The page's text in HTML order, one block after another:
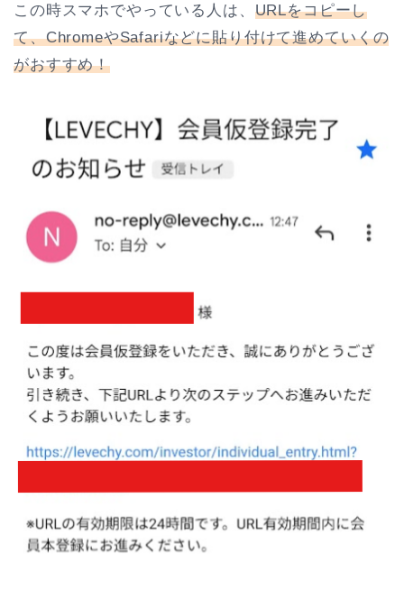
この時スマホでやっている人は、 URLをコピーし
て、ChromeやSafariなどに貼り付けて進めていくの
がおすすめ！